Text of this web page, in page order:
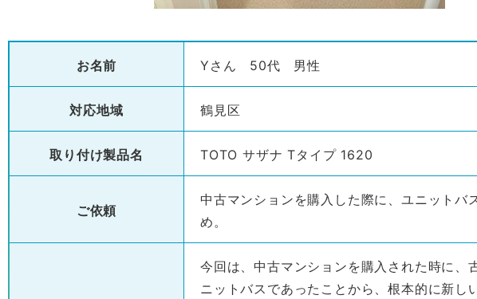
お名前 Yさん 50代 男性
対応地域 鶴見区
取り付け製品名 TOTO サザナ Tタイプ 1620
ご依頼
中古マンションを購入した際に、ユニットバ
め。
今回は、中古マンションを購入された時に、
ニットバスであったことから、根本的に新し